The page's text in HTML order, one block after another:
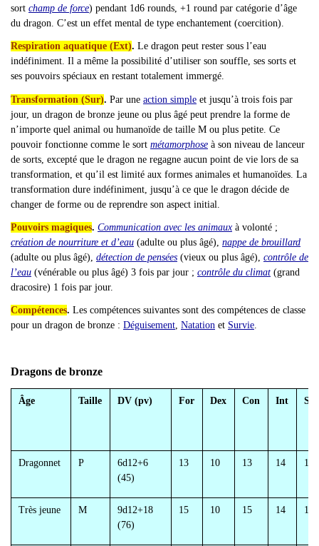
sort champ de force) pendant 1d6 rounds, +1 round par catégorie d’âge
du dragon. C’est un effet mental de type enchantement (coercition).
Respiration aquatique (Ext). Le dragon peut rester sous l’eau
indéfiniment. Il a même la possibilité d’utiliser son souffle, ses sorts et
ses pouvoirs spéciaux en restant totalement immergé.
Transformation (Sur). Par une action simple et jusqu’à trois fois par
jour, un dragon de bronze jeune ou plus âgé peut prendre la forme de
n’importe quel animal ou humanoïde de taille M ou plus petite. Ce
pouvoir fonctionne comme le sort métamorphose à son niveau de lanceur
de sorts, excepté que le dragon ne regagne aucun point de vie lors de sa
transformation, et qu’il est limité aux formes animales et humanoïdes. La
transformation dure indéfiniment, jusqu’à ce que le dragon décide de
changer de forme ou de reprendre son aspect initial.
Pouvoirs magiques. Communication avec les animaux à volonté ;
création de nourriture et d’eau (adulte ou plus âgé), nappe de brouillard
(adulte ou plus âgé), détection de pensées (vieux ou plus âgé), contrôle de
l’eau (vénérable ou plus âgé) 3 fois par jour ; contrôle du climat (grand
dracosire) 1 fois par jour.
Compétences. Les compétences suivantes sont des compétences de classe
pour un dragon de bronze : Déguisement Natation et Survie
Dragons de bronze
Âge Taille DV (pv) For Dex Con Int
Dragonnet P
6d12+6
(45)
13 10 13 14 15
Très jeune M
9d12+18
(76)
15 10 15 14 15